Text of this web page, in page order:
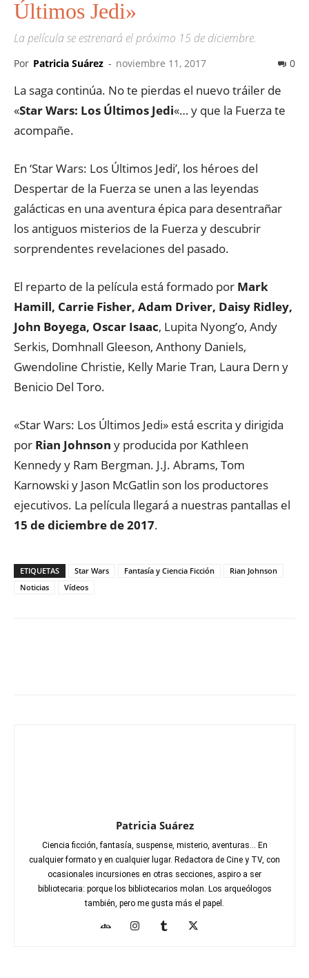
Últimos Jedi»
La película se estrenará el próximo 15 de diciembre.
Por Patricia Suárez - noviembre 11, 2017 0
La saga continúa. No te pierdas el nuevo tráiler de
«Star Wars: Los Últimos Jedi«… y que la Fuerza te
acompañe.
En ‘Star Wars: Los Últimos Jedi’, los héroes del
Despertar de la Fuerza se unen a las leyendas
galácticas en una aventura épica para desentrañar
los antiguos misterios de la Fuerza y descubrir
sorprendentes revelaciones del pasado.
El reparto de la película está formado por Mark
Hamill, Carrie Fisher, Adam Driver, Daisy Ridley,
John Boyega, Oscar Isaac, Lupita Nyong’o, Andy
Serkis, Domhnall Gleeson, Anthony Daniels,
Gwendoline Christie, Kelly Marie Tran, Laura Dern y
Benicio Del Toro.
«Star Wars: Los Últimos Jedi» está escrita y dirigida
por Rian Johnson y producida por Kathleen
Kennedy y Ram Bergman. J.J. Abrams, Tom
Karnowski y Jason McGatlin son los productores
ejecutivos. La película llegará a nuestras pantallas el
15 de diciembre de 2017.
ETIQUETAS Star Wars Fantasía y Ciencia Ficción
Rian Johnson
Noticias
Vídeos
Patricia Suárez
Ciencia ficción, fantasía, suspense, misterio, aventuras... En
cualquier formato y en cualquier lugar. Redactora de Cine y TV, con
ocasionales incursiones en otras secciones, aspiro a ser
bibliotecaria: porque los bibliotecarios molan. Los arqueólogos
también, pero me gusta más el papel.